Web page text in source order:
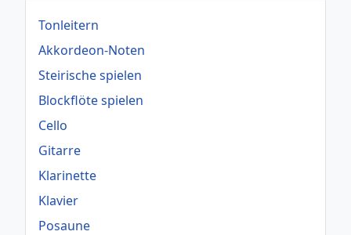
Tonleitern
Akkordeon-Noten
Steirische spielen
Blockflöte spielen
Cello
Gitarre
Klarinette
Klavier
Posaune